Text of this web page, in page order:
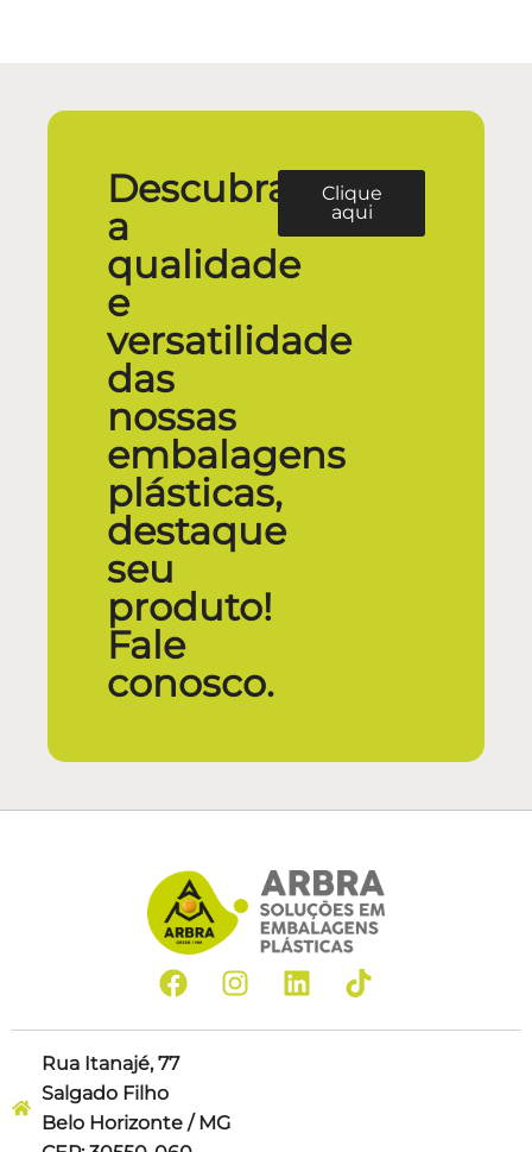
Descubra
a
qualidade
e
versatilidade
das
nossas
embalagens
plásticas,
destaque
seu
produto!
Fale
conosco.
Clique
aqui
Rua Itanajé, 77
Salgado Filho
Belo Horizonte / MG